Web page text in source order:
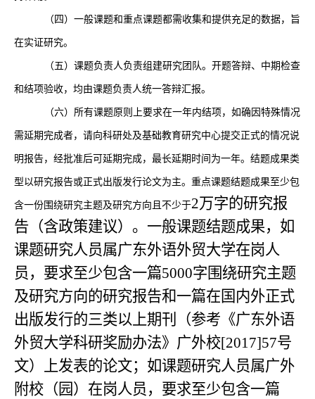
（四）一般课题和重点课题都需收集和提供充足的数据，旨
在实证研究。
（五）课题负责人负责组建研究团队。开题答辩、中期检查
和结项验收，均由课题负责人统一答辩汇报。
（六）所有课题原则上要求在一年内结项，如确因特殊情况
需延期完成者，请向科研处及基础教育研究中心提交正式的情况说
明报告，经批准后可延期完成，最长延期时间为一年。结题成果类
型以研究报告或正式出版发行论文为主。重点课题结题成果至少包
含一份围绕研究主题及研究方向且不少于2万字的研究报
告（含政策建议）。一般课题结题成果，如
课题研究人员属广东外语外贸大学在岗人
员，要求至少包含一篇5000字围绕研究主题
及研究方向的研究报告和一篇在国内外正式
出版发行的三类以上期刊（参考《广东外语
外贸大学科研奖励办法》广外校[2017]57号
文）上发表的论文；如课题研究人员属广外
附校（园）在岗人员，要求至少包含一篇